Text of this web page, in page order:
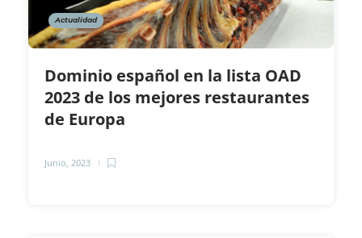
Actualidad
Dominio español en la lista OAD
2023 de los mejores restaurantes
de Europa
Junio, 2023